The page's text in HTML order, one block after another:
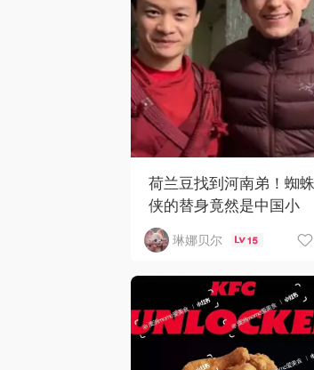
荷兰豆找到河南弟！蜘蛛
侠的替身竟然是中国小
哥？！
琳娜贝尔 15